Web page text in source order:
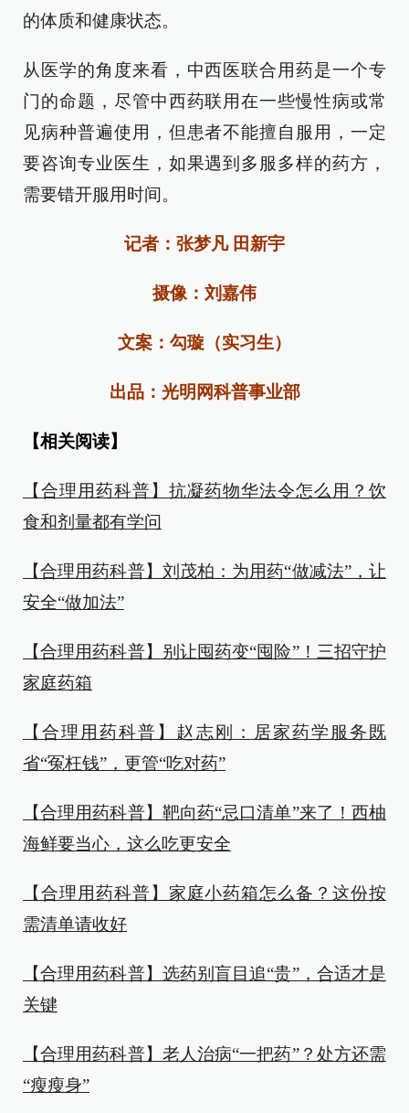
的体质和健康状态。
从医学的角度来看，中西医联合用药是一个专
门的命题，尽管中西药联用在一些慢性病或常
见病种普遍使用，但患者不能擅自服用，一定
要咨询专业医生，如果遇到多服多样的药方，
需要错开服用时间。
记者：张梦凡 田新宇
摄像：刘嘉伟
文案：勾璇（实习生）
出品：光明网科普事业部
【相关阅读】
【合理用药科普】抗凝药物华法令怎么用？饮
食和剂量都有学问
【合理用药科普】刘茂柏：为用药“做减法”，让
安全“做加法”
【合理用药科普】别让囤药变“囤险”！三招守护
家庭药箱
【合理用药科普】赵志刚：居家药学服务既
省“冤枉钱”，更管“吃对药”
【合理用药科普】靶向药“忌口清单”来了！西柚
海鲜要当心，这么吃更安全
【合理用药科普】家庭小药箱怎么备？这份按
需清单请收好
【合理用药科普】选药别盲目追“贵”，合适才是
关键
【合理用药科普】老人治病“一把药”？处方还需
“瘦瘦身”